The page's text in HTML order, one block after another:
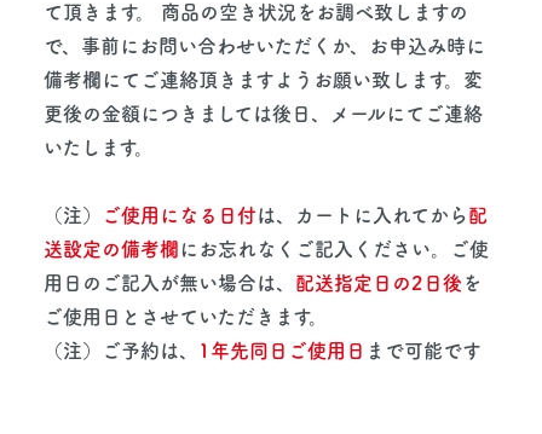
て頂きます。 商品の空き状況をお調べ致しますの
で、事前にお問い合わせいただくか、お申込み時に
備考欄にてご連絡頂きますようお願い致します。変
更後の金額につきましては後日、メールにてご連絡
いたします。
（注） ご使用になる日付は、カートに入れてから配
送設定の備考欄 にお忘れなくご記入ください。ご使
用日のご記入が無い場合は、 配送指定日の2日後 を
ご使用日とさせていただきます。
（注）ご予約は、
1年先同日ご使用日 まで可能です